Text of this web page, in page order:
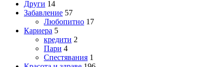
Други 14
Забавление 57
Любопитно 17
Кариера 5
кредити 2
Пари 4
Спестявания 1